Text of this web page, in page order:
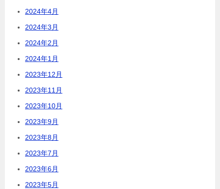
2024年4月
2024年3月
2024年2月
2024年1月
2023年12月
2023年11月
2023年10月
2023年9月
2023年8月
2023年7月
2023年6月
2023年5月